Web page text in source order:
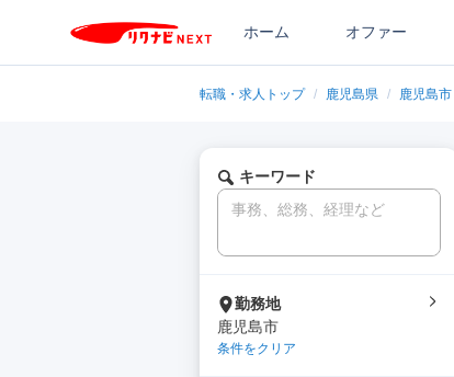
ホーム オファー
転職・求人トップ / 鹿児島県 / 鹿児島市
キーワード
勤務地
鹿児島市
条件をクリア